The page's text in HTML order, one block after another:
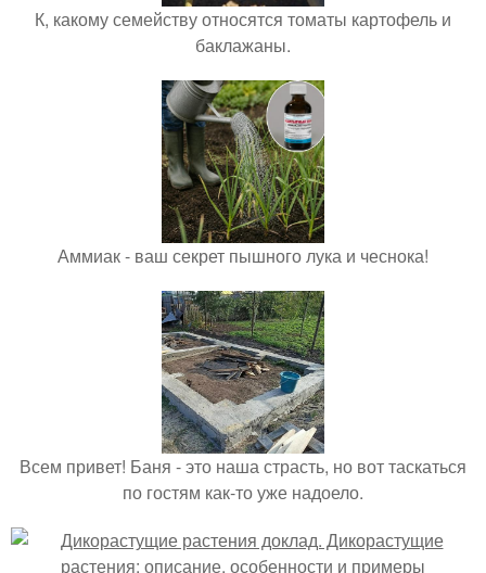
К, какому семейству относятся томаты картофель и
баклажаны.
Аммиак - ваш секрет пышного лука и чеснока!
Всем привет! Баня - это наша страсть, но вот таскаться
по гостям как-то уже надоело.